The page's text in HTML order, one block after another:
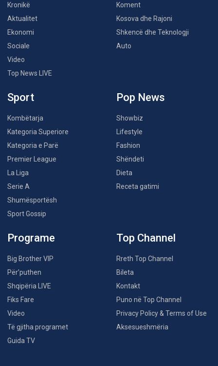
Kronikë
Aktualitet
Ekonomi
Sociale
Video
Top News LIVE
Koment
Kosova dhe Rajoni
Shkencë dhe Teknologji
Auto
Sport
Kombëtarja
Kategoria Superiore
Kategoria e Parë
Premier League
La Liga
Serie A
Shumësportësh
Sport Gossip
Pop News
Showbiz
Lifestyle
Fashion
Shëndeti
Dieta
Receta gatimi
Programe
Big Brother VIP
Për’puthen
Shqipëria LIVE
Fiks Fare
Video
Të gjitha programet
Guida TV
Top Channel
Rreth Top Channel
Bileta
Kontakt
Puno në Top Channel
Privacy Policy & Terms of Use
Aksesueshmëria